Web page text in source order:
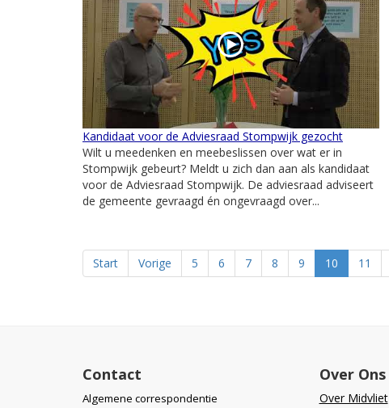
Kandidaat voor de Adviesraad Stompwijk gezocht
Wilt u meedenken en meebeslissen over wat er in
Stompwijk gebeurt? Meldt u zich dan aan als kandidaat
voor de Adviesraad Stompwijk. De adviesraad adviseert
de gemeente gevraagd én ongevraagd over...
Start Vorige 5 6 7 8 9 10 11
Contact
Algemene correspondentie
Over Ons
Over Midvliet